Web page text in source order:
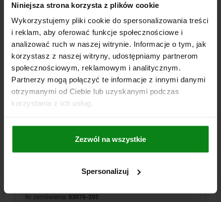
Niniejsza strona korzysta z plików cookie
Wykorzystujemy pliki cookie do spersonalizowania treści
i reklam, aby oferować funkcje społecznościowe i
analizować ruch w naszej witrynie. Informacje o tym, jak
korzystasz z naszej witryny, udostępniamy partnerom
społecznościowym, reklamowym i analitycznym.
Partnerzy mogą połączyć te informacje z innymi danymi
otrzymanymi od Ciebie lub uzyskanymi podczas
korzystania z ich usług.
Zezwól na wszystkie
Spersonalizuj
plus koszty wysyłki
03076
L=6, TWORZYWO SZTUCZNE, KOMP:POM
SIŁA SPRĘŻYNY POCZĄTEK F1 OK. N=6
Nr zamówienia: 03076-205